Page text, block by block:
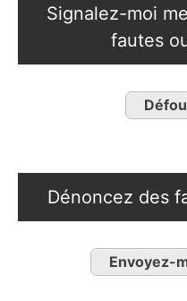
Signalez-moi
fautes
Dénoncez des
Envoyez-